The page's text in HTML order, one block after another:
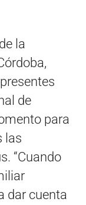
la
de
para
las
“Cuando
dar cuenta